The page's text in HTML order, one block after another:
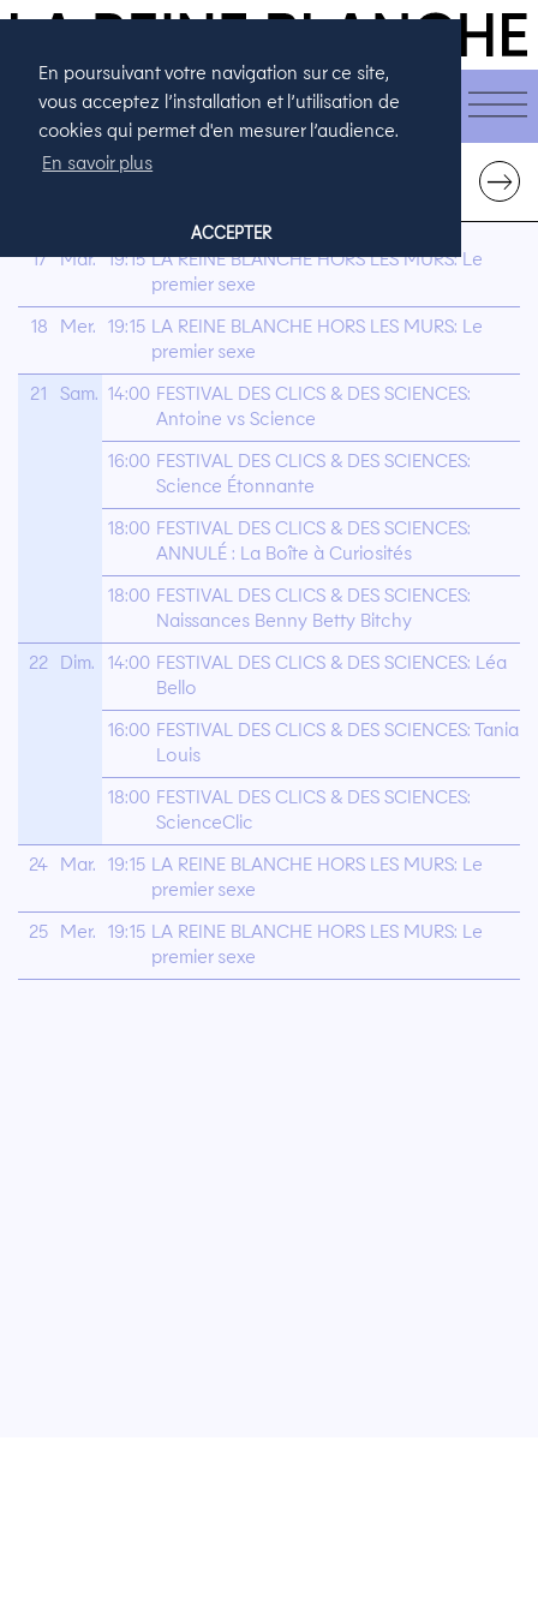
CALENDRIER
En poursuivant votre navigation sur ce site,
vous acceptez l’installation et l’utilisation de
cookies qui permet d'en mesurer l’audience.
En savoir plus
ACCEPTER
← →
SEPTEMBRE 2024
17 Mar. 19:15 LA REINE BLANCHE HORS LES MURS: Le
premier sexe
18
Mer. 19:15 LA REINE BLANCHE HORS LES MURS: Le
premier sexe
21
Sam. 14:00 FESTIVAL DES CLICS & DES SCIENCES:
Antoine vs Science
16:00 FESTIVAL DES CLICS & DES SCIENCES:
Science Étonnante
18:00 FESTIVAL DES CLICS & DES SCIENCES:
ANNULÉ : La Boîte à Curiosités
18:00 FESTIVAL DES CLICS & DES SCIENCES:
Naissances Benny Betty Bitchy
22 Dim. 14:00 FESTIVAL DES CLICS & DES SCIENCES: Léa
Bello
16:00 FESTIVAL DES CLICS & DES SCIENCES: Tania
Louis
18:00 FESTIVAL DES CLICS & DES SCIENCES:
ScienceClic
24 Mar. 19:15 LA REINE BLANCHE HORS LES MURS: Le
premier sexe
25 Mer. 19:15 LA REINE BLANCHE HORS LES MURS: Le
premier sexe